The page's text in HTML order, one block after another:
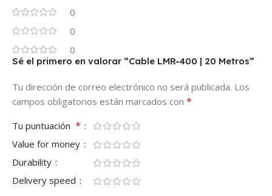
0
0
0
Sé el primero en valorar “Cable LMR-400 | 20 Metros”
Tu dirección de correo electrónico no será publicada. Los
campos obligatorios están marcados con *
Tu puntuación *
Value for money
Durability
Delivery speed